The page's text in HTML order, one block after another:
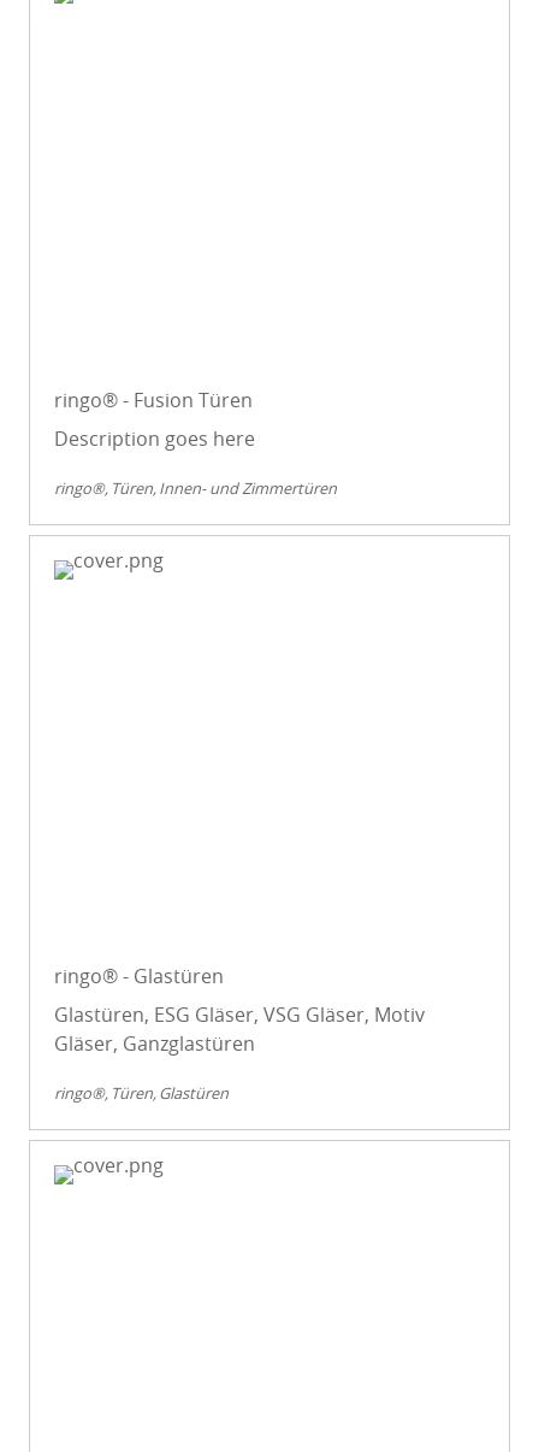
ringo® - Fusion Türen
Description goes here
ringo® Türen Innen- und Zimmertüren
ringo® - Glastüren
Glastüren, ESG Gläser, VSG Gläser, Motiv
Gläser, Ganzglastüren
ringo® Türen Glastüren